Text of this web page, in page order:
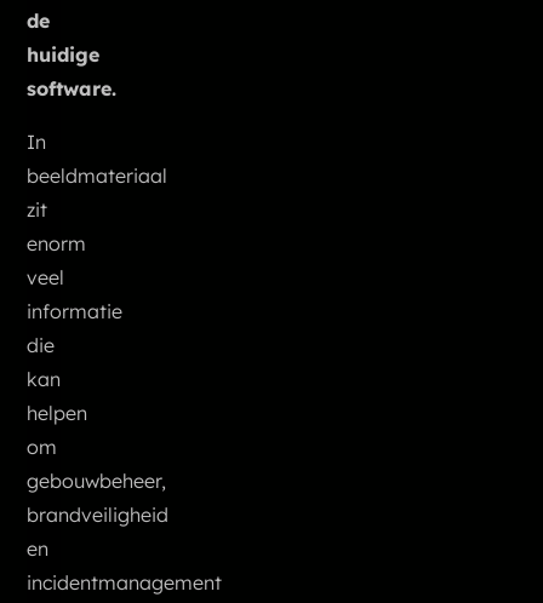
de
huidige
software.
In
beeldmateriaal
zit
enorm
veel
informatie
die
kan
helpen
om
gebouwbeheer,
brandveiligheid
en
incidentmanagement